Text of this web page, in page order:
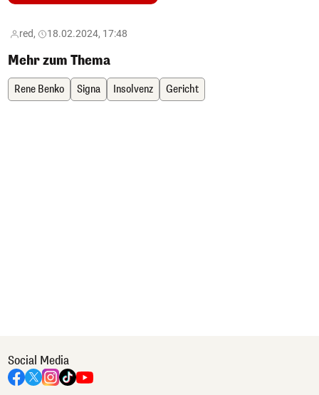
red, 18.02.2024, 17:48
Mehr zum Thema
Rene Benko Signa Insolvenz Gericht
Social Media